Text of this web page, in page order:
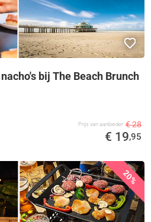
bij The Beach Brunch
Prijs van aanbieder € 28
€ 19,95
20%